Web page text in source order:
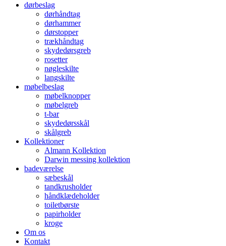
dørbeslag
dørhåndtag
dørhammer
dørstopper
trækhåndtag
skydedørsgreb
rosetter
nøgleskilte
langskilte
møbelbeslag
møbelknopper
møbelgreb
t-bar
skydedørsskål
skålgreb
Kollektioner
Almann Kollektion
Darwin messing kollektion
badeværelse
sæbeskål
tandkrusholder
håndklædeholder
toiletbørste
papirholder
kroge
Om os
Kontakt